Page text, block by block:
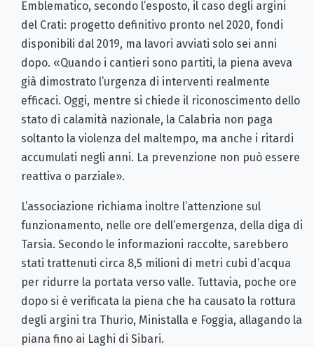
Emblematico, secondo l’esposto, il caso degli argini
del Crati: progetto definitivo pronto nel 2020, fondi
disponibili dal 2019, ma lavori avviati solo sei anni
dopo. «Quando i cantieri sono partiti, la piena aveva
già dimostrato l’urgenza di interventi realmente
efficaci. Oggi, mentre si chiede il riconoscimento dello
stato di calamità nazionale, la Calabria non paga
soltanto la violenza del maltempo, ma anche i ritardi
accumulati negli anni. La prevenzione non può essere
reattiva o parziale».
L’associazione richiama inoltre l’attenzione sul
funzionamento, nelle ore dell’emergenza, della diga di
Tarsia. Secondo le informazioni raccolte, sarebbero
stati trattenuti circa 8,5 milioni di metri cubi d’acqua
per ridurre la portata verso valle. Tuttavia, poche ore
dopo si è verificata la piena che ha causato la rottura
degli argini tra Thurio, Ministalla e Foggia, allagando la
piana fino ai Laghi di Sibari.